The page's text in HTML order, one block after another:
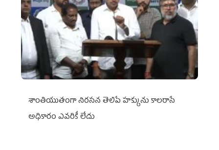
శాంతియుతంగా నిరసన తెలిపే హక్కును కాలరాసే
అధికారం ఎవరికీ లేదు